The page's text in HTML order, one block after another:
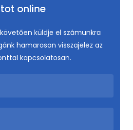
online
küldje el számunkra
hamarosan visszajelez az
kapcsolatosan.